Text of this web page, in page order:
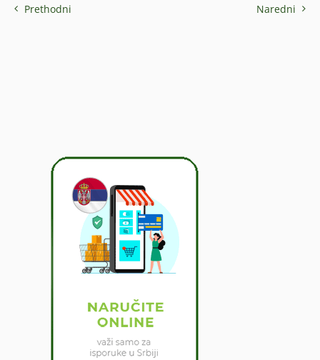
Prethodni Naredni